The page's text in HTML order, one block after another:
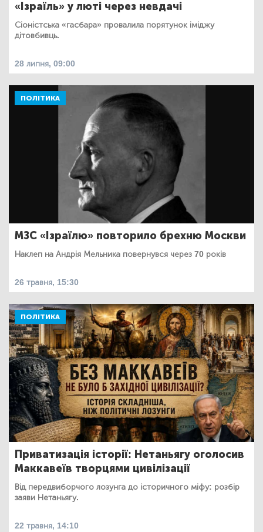
«Ізраїль» у люті через невдачі
Сіоністська «гасбара» провалила порятунок іміджу
дітовбивць.
28 липня, 09:00
ПОЛІТИКА
МЗС «Ізраїлю» повторило брехню Москви
Наклеп на Андрія Мельника повернувся через 70 років
26 травня, 15:30
ПОЛІТИКА
Приватизація історії: Нетаньягу оголосив
Маккавеїв творцями цивілізації
Від передвиборчого лозунга до історичного міфу: розбір
заяви Нетаньягу.
22 травня, 14:10